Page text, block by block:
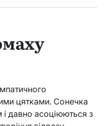
цятками. Сонечка
давно асоціюються з